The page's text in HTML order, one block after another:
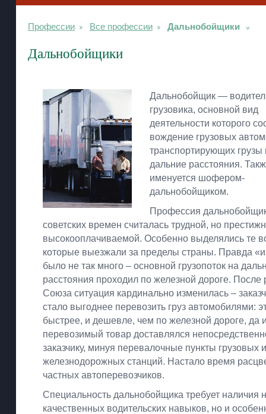
Профессии Все профессии Дальнобойщики
Дальнобойщики
Дальнобойщик —
грузовика, основной вид
деятельности которого
вождение грузовых
транспортирующих грузы
дальние расстояния.
именуется шофером-
дальнобойщиком.
Профессия
советских времен считалась трудной, но
высокооплачиваемой. Особенно выделялись те
которые выезжали за пределы страны. Правда
было не так много – основной грузопоток на
расстояния проходил по железной дороге. После
Союза ситуация кардинально изменилась –
стало выгоднее перевозить груз автомобилями:
быстрее, и дешевле, чем по железной дороге, да
перевозимый товар доставлялся
заказчику, минуя перевалочные пункты грузовых и
железнодорожных станций. Настало время
частных автоперевозчиков.
Специальность дальнобойщика требует наличия
качественных водительских навыков, но и